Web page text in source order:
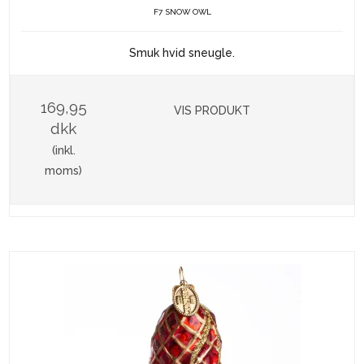
F7 SNOW OWL
Smuk hvid sneugle.
169,95
dkk
(inkl.
moms)
VIS PRODUKT